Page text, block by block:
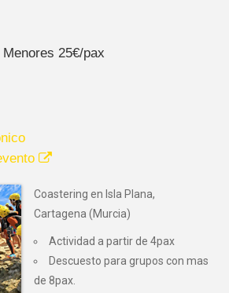
25€/pax
Coastering en Isla Plana,
Cartagena (Murcia)
Actividad a partir de 4pax
Descuesto para grupos con mas
de 8pax.